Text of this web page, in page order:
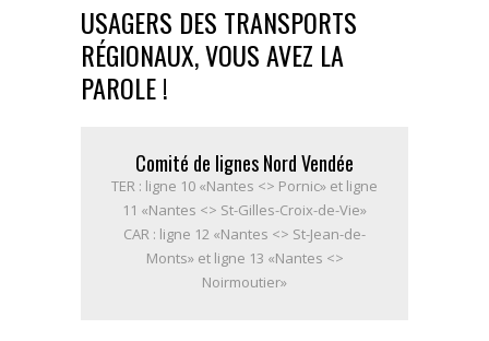
USAGERS DES TRANSPORTS
RÉGIONAUX, VOUS AVEZ LA
PAROLE !
Comité de lignes Nord Vendée
TER : ligne 10 «Nantes <> Pornic» et ligne
11 «Nantes <> St-Gilles-Croix-de-Vie»
CAR : ligne 12 «Nantes <> St-Jean-de-
Monts» et ligne 13 «Nantes <>
Noirmoutier»